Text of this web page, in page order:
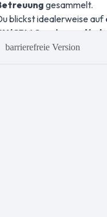
barrierefreie Version